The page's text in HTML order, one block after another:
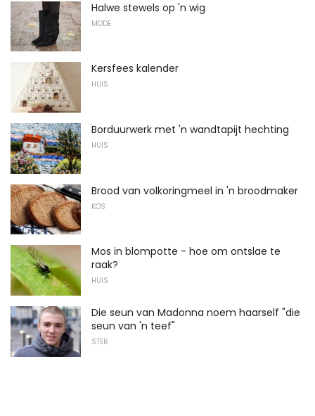
Halwe stewels op 'n wig
MODE
Kersfees kalender
HUIS
Borduurwerk met 'n wandtapijt hechting
HUIS
Brood van volkoringmeel in 'n broodmaker
KOS
Mos in blompotte - hoe om ontslae te
raak?
HUIS
Die seun van Madonna noem haarself "die
seun van 'n teef"
STER